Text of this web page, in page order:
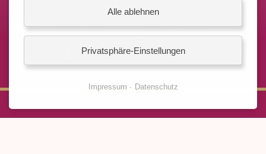
ONLINE-SHOP
Inspirieren in Mirja'sShop-Welt
Alle ablehnen
Privatsphäre-Einstellungen
Impressum Datenschutz